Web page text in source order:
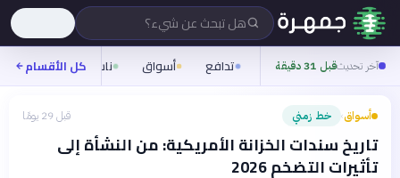
هل تبحث عن شيء؟
آخر تحديثقبل 31 دقيقة تدافع أسواق ناس روح
كل الأقسام
أسواق› خط زمني قبل 29 يومًا
تاريخ سندات الخزانة الأمريكية: من النشأة إلى
تأثيرات التضخم 2026